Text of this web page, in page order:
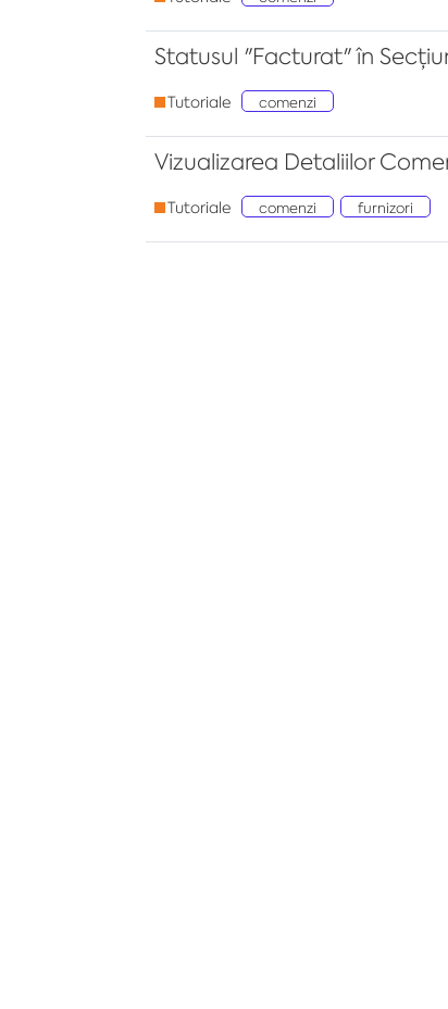
Statusul "Facturat" în
Tutoriale comenzi
Vizualizarea Detaliilor
Tutoriale comenzi furnizori